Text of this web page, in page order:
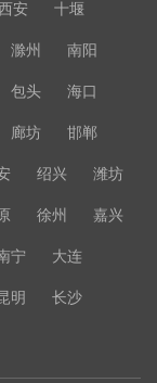
西安 十堰
滁州 南阳
包头 海口
廊坊 邯郸
绍兴 潍坊
徐州 嘉兴
宁 大连
明 长沙